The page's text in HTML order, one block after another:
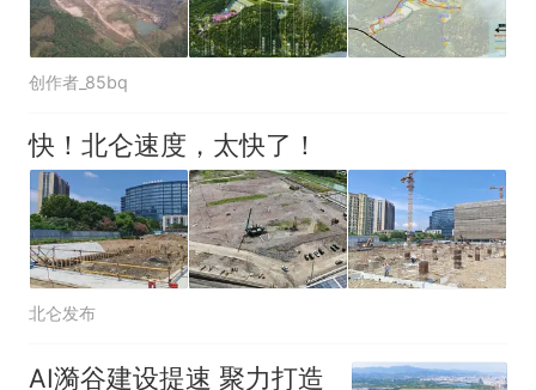
创作者_85bq
快！北仑速度，太快了！
北仑发布
AI漪谷建设提速 聚力打造